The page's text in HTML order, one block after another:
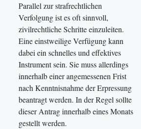
Parallel zur strafrechtlichen
Verfolgung ist es oft sinnvoll,
zivilrechtliche Schritte einzuleiten.
Eine einstweilige Verfügung kann
dabei ein schnelles und effektives
Instrument sein. Sie muss allerdings
innerhalb einer angemessenen Frist
nach Kenntnisnahme der Erpressung
beantragt werden. In der Regel sollte
dieser Antrag innerhalb eines Monats
gestellt werden.